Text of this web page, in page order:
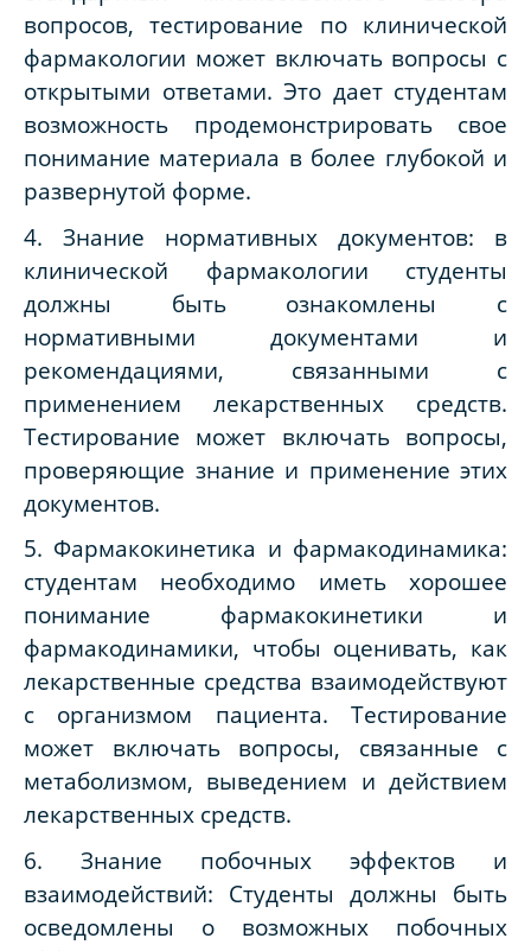
вопросов, тестирование по клинической
фармакологии может включать вопросы с
открытыми ответами. Это дает студентам
возможность продемонстрировать свое
понимание материала в более глубокой и
развернутой форме.
4. Знание нормативных документов: в
клинической фармакологии студенты
должны быть ознакомлены с
нормативными документами и
рекомендациями, связанными с
применением лекарственных средств.
Тестирование может включать вопросы,
проверяющие знание и применение этих
документов.
5. Фармакокинетика и фармакодинамика:
студентам необходимо иметь хорошее
понимание фармакокинетики и
фармакодинамики, чтобы оценивать, как
лекарственные средства взаимодействуют
с организмом пациента. Тестирование
может включать вопросы, связанные с
метаболизмом, выведением и действием
лекарственных средств.
6. Знание побочных эффектов и
взаимодействий: Студенты должны быть
осведомлены о возможных побочных